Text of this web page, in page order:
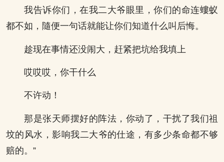
我告诉你们，在我二大爷眼里，你们的命连螻蚁
都不如，隨便一句话就能让你们知道什么叫后悔。
趁现在事情还没闹大，赶紧把坑给我填上
哎哎哎，你干什么
不许动！
那是张天师摆好的阵法，你动了，干扰了我们祖
坟的风水，影响我二大爷的仕途，有多少条命都不够
赔的。”